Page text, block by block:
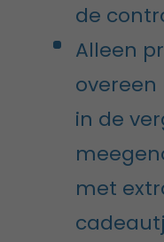
de
Alleen
overeen
in de
met